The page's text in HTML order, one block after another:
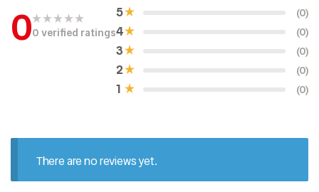
0N
0 verified ratings
1 (0)
2 (0)
3 (0)
4 (0)
5 (0)
There are no reviews yet.